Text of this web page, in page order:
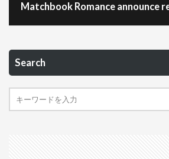
Matchbook Romance announce
Search